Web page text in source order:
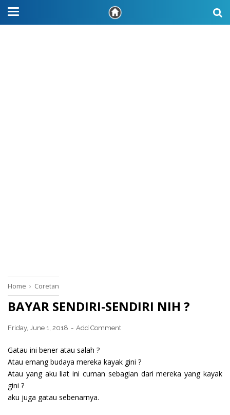
Home › Coretan
BAYAR SENDIRI-SENDIRI NIH ?
Friday, June 1, 2018 Add Comment
Gatau ini bener atau salah ?
Atau emang budaya mereka kayak gini ?
Atau yang aku liat ini cuman sebagian dari mereka yang kayak
gini ?
aku juga gatau sebenarnya.